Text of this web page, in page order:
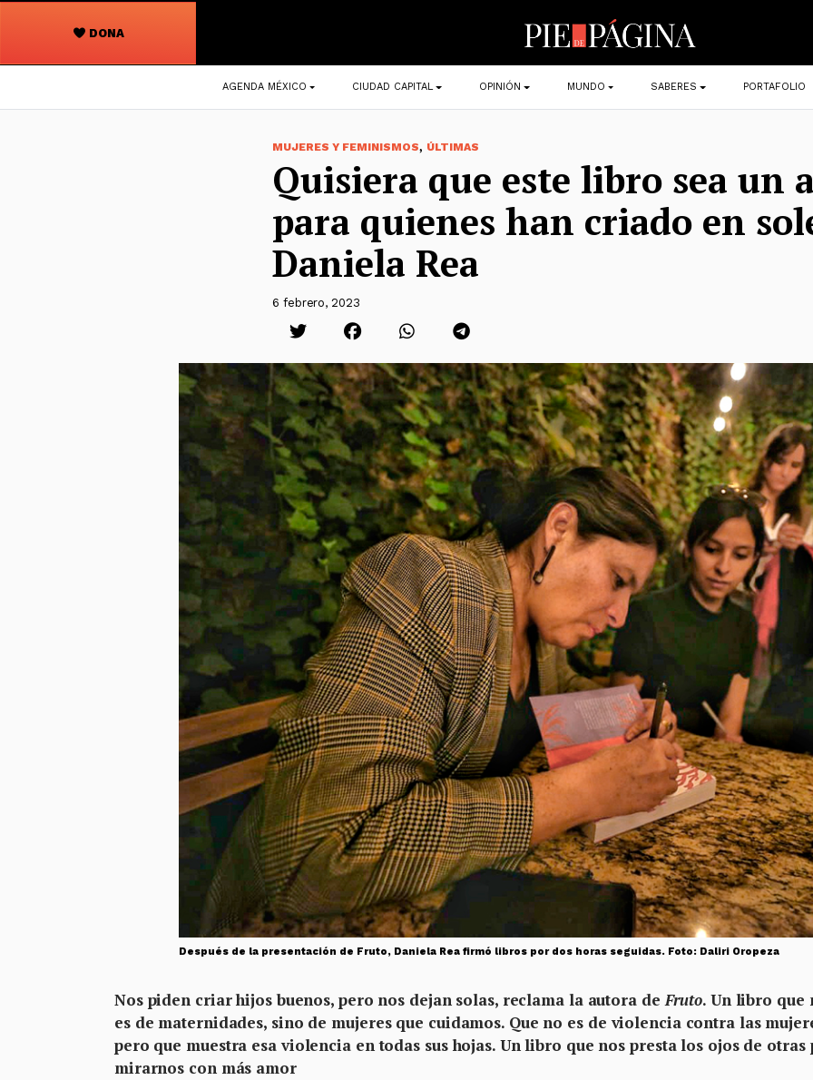
DONA
Navegación
principal
AGENDA MÉXICO CIUDAD CAPITAL OPINIÓN MUNDO SABERES PORTAFOLIO
MUJERES Y FEMINISMOS, ÚLTIMAS
Quisiera que este libro sea un
para quienes han criado en
Daniela Rea
6 febrero, 2023
Después de la presentación de Fruto, Daniela Rea firmó libros por dos horas seguidas. Foto: Daliri Oropeza
Nos piden criar hijos buenos, pero nos dejan solas, reclama la autora deFruto. Un libro que
es de maternidades, sino de mujeres que cuidamos. Que no es de violencia contra las
pero que muestra esa violencia en todas sus hojas. Un libro que nos presta los ojos de otras
mirarnos con más amor